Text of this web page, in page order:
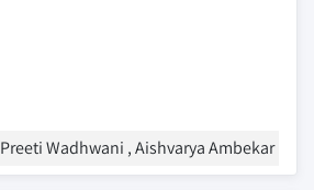
Preeti Wadhwani , Aishvarya Ambekar